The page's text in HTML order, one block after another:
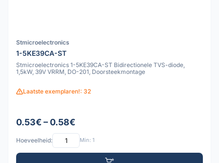
Stmicroelectronics
1-5KE39CA-ST
Stmicroelectronics 1-5KE39CA-ST Bidirectionele TVS-diode,
1,5kW, 39V VRRM, DO-201, Doorsteekmontage
Laatste exemplaren!: 32
0.53€ – 0.58€
Hoeveelheid: Min: 1